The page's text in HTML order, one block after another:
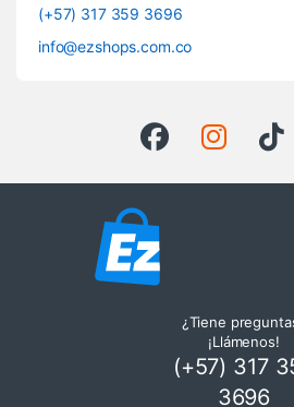
(+57) 317 359 3696
info@ezshops.com.co
¿Tiene
¡Llámenos!
(+57) 317
3696